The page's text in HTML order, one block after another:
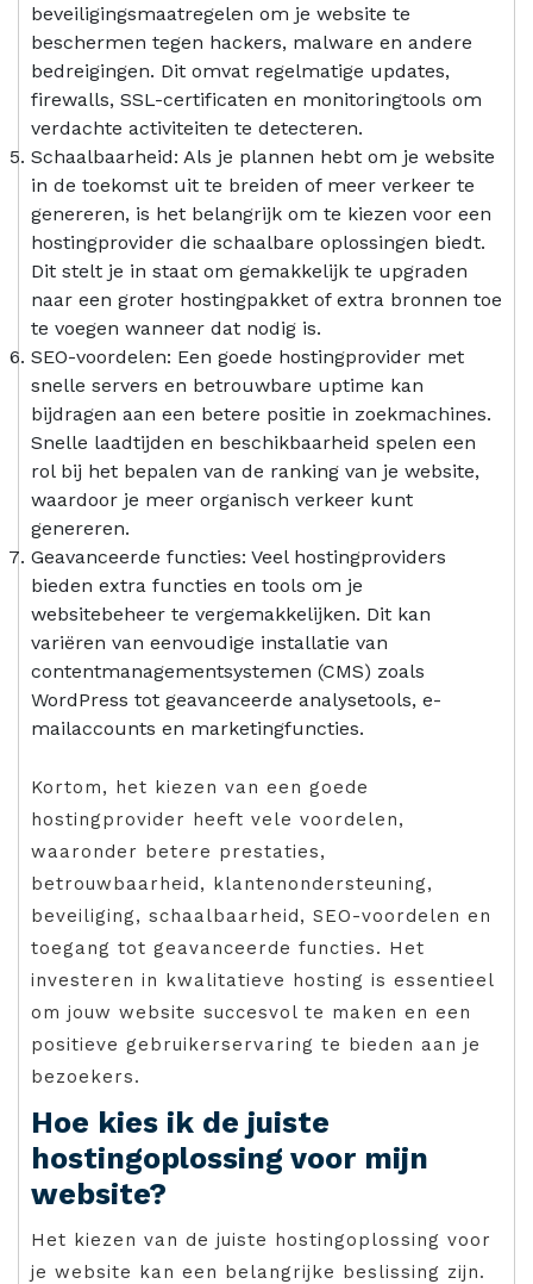
beveiligingsmaatregelen om je website te
beschermen tegen hackers, malware en andere
bedreigingen. Dit omvat regelmatige updates,
firewalls, SSL-certificaten en monitoringtools om
verdachte activiteiten te detecteren.
Schaalbaarheid: Als je plannen hebt om je website
in de toekomst uit te breiden of meer verkeer te
genereren, is het belangrijk om te kiezen voor een
hostingprovider die schaalbare oplossingen biedt.
Dit stelt je in staat om gemakkelijk te upgraden
naar een groter hostingpakket of extra bronnen toe
te voegen wanneer dat nodig is.
SEO-voordelen: Een goede hostingprovider met
snelle servers en betrouwbare uptime kan
bijdragen aan een betere positie in zoekmachines.
Snelle laadtijden en beschikbaarheid spelen een
rol bij het bepalen van de ranking van je website,
waardoor je meer organisch verkeer kunt
genereren.
Geavanceerde functies: Veel hostingproviders
bieden extra functies en tools om je
websitebeheer te vergemakkelijken. Dit kan
variëren van eenvoudige installatie van
contentmanagementsystemen (CMS) zoals
WordPress tot geavanceerde analysetools, e-
mailaccounts en marketingfuncties.
Kortom, het kiezen van een goede
hostingprovider heeft vele voordelen,
waaronder betere prestaties,
betrouwbaarheid, klantenondersteuning,
beveiliging, schaalbaarheid, SEO-voordelen en
toegang tot geavanceerde functies. Het
investeren in kwalitatieve hosting is essentieel
om jouw website succesvol te maken en een
positieve gebruikerservaring te bieden aan je
bezoekers.
Hoe kies ik de juiste
hostingoplossing voor mijn
website?
Het kiezen van de juiste hostingoplossing voor
je website kan een belangrijke beslissing zijn.